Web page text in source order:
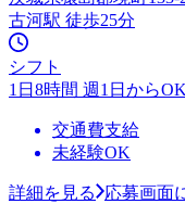
古河駅 徒歩25分
シフト
1日8時間 週1日からOK
交通費支給
未経験OK
詳細を見る
応募画面